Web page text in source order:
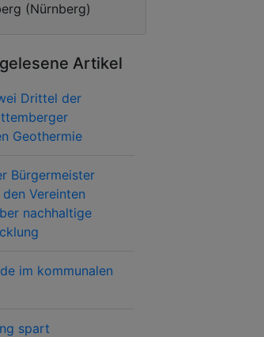
(Nürnberg)
Artikel
Drittel der
Geothermie
Bürgermeister
Vereinten
nachhaltige
im kommunalen
spart